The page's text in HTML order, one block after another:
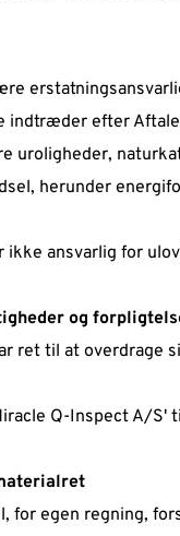
indtræder efter
uroligheder,
herunder
ikke ansvarlig for
og
ret til at overdrage
Q-Inspect A/
for egen regning,